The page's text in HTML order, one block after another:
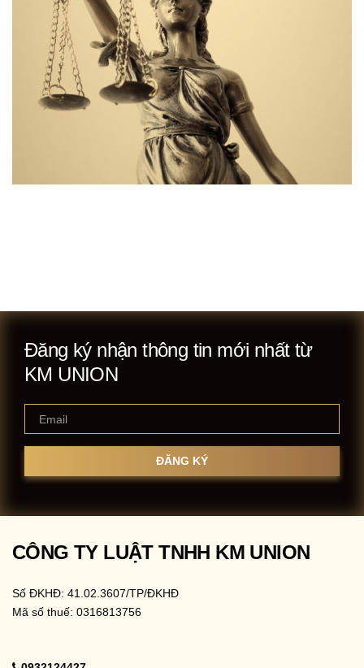
Đăng ký nhận thông tin mới nhất từ
KM UNION
CÔNG TY LUẬT TNHH KM UNION
Số ĐKHĐ: 41.02.3607/TP/ĐKHĐ
Mã số thuế: 0316813756